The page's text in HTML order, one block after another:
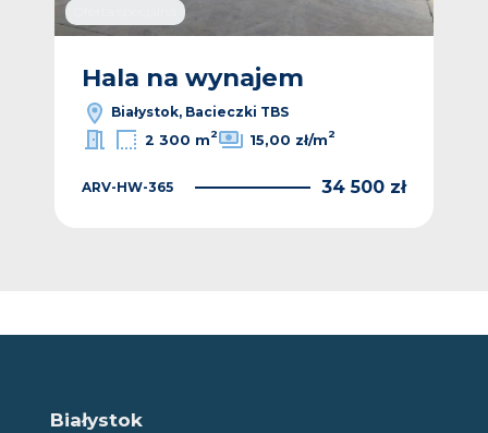
Hala na wynajem
Białystok, Bacieczki TBS
2 300 m2 15,00 zł/m2
ARV-HW-365 34 500 zł
Białystok